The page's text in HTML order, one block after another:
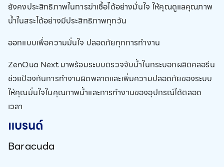
ยังคงประสิทธิภาพในการฆ่าเชื้อได้อย่างมั่นใจ ให้คุณดูแลคุณภาพ
น้ำในสระได้อย่างมีประสิทธิภาพทุกวัน
ออกแบบเพื่อความมั่นใจ ปลอดภัยทุกการทำงาน
ZenQua Next มาพร้อมระบบตรวจจับน้ำในกระบอกผลิตคลอรีน
ช่วยป้องกันการทำงานผิดพลาดและเพิ่มความปลอดภัยของระบบ
ให้คุณมั่นใจในคุณภาพน้ำและการทำงานของอุปกรณ์ได้ตลอด
เวลา
แบรนด์
Baracuda